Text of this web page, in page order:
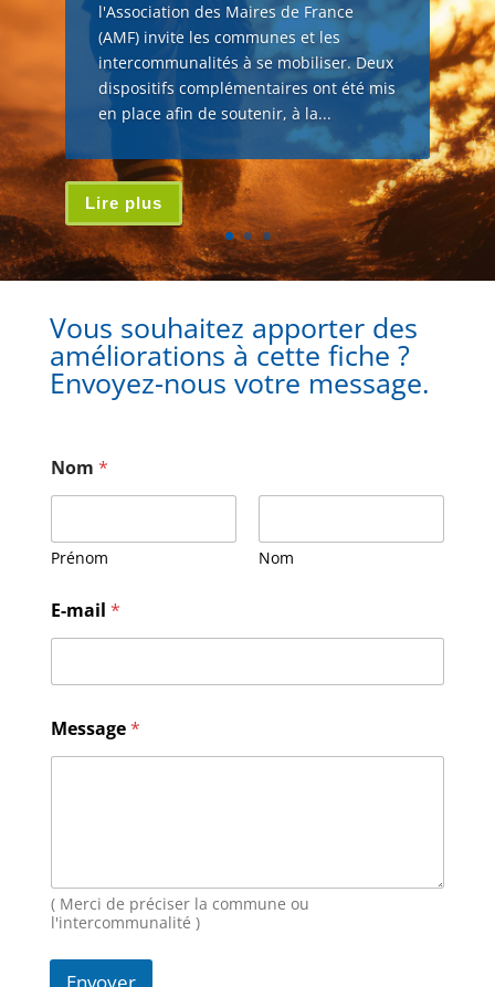
l'Association des Maires de France
(AMF) invite les communes et les
intercommunalités à se mobiliser. Deux
dispositifs complémentaires ont été mis
en place afin de soutenir, à la...
Lire plus
Vous souhaitez apporter des
améliorations à cette fiche ?
Envoyez-nous votre message.
Nom *
Prénom Nom
e
s
a
e
E
-
e
s
s
E-mail *
Message*
( Merci de préciser la commune ou
l'intercommunalité )